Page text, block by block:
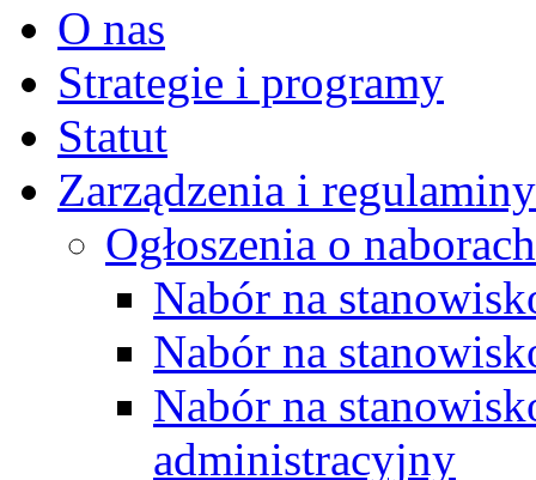
O nas
Strategie i programy
Statut
Zarządzenia i regulaminy
Ogłoszenia o naborach
Nabór na
Nabór na
Nabór na
administracyjny